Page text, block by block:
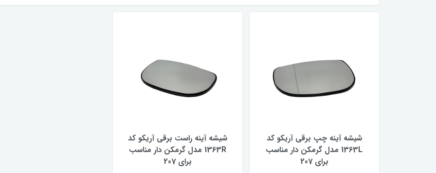
شیشه آینه چپ برقی آریکو کد
1363L مدل گرمکن دار مناسب
برای 207
شیشه آینه راست برقی آریکو کد
1363R مدل گرمکن دار مناسب
برای 207